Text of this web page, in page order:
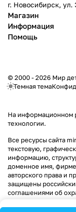
г. Новосибирск, ул.
Магазин
Информация
Помощь
© 2000 - 2026 Мир
Темная тема
На информационном
технологии.
Все ресурсы сайта
текстовую,
информацию,
доменное имя,
авторского права и
защищены
соглашениями об